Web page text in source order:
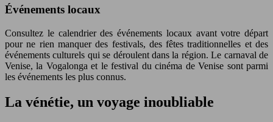
Événements locaux
Consultez le calendrier des événements locaux avant votre départ
pour ne rien manquer des festivals, des fêtes traditionnelles et des
événements culturels qui se déroulent dans la région. Le carnaval de
Venise, la Vogalonga et le festival du cinéma de Venise sont parmi
les événements les plus connus.
La vénétie, un voyage inoubliable